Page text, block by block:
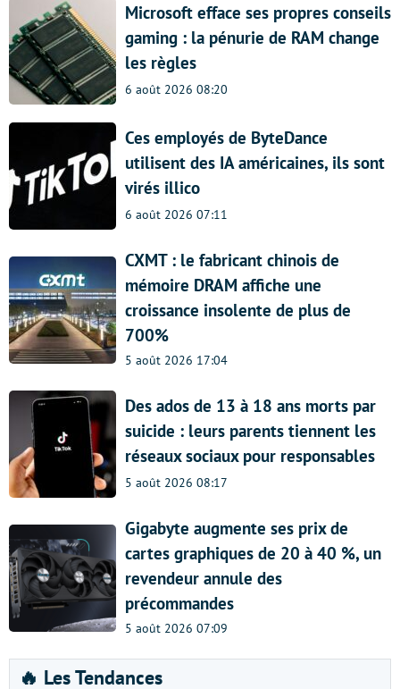
Microsoft efface ses propres conseils
gaming : la pénurie de RAM change
les règles
6 août 2026 08:20
Ces employés de ByteDance
utilisent des IA américaines, ils sont
virés illico
6 août 2026 07:11
CXMT : le fabricant chinois de
mémoire DRAM affiche une
croissance insolente de plus de
700%
5 août 2026 17:04
Des ados de 13 à 18 ans morts par
suicide : leurs parents tiennent les
réseaux sociaux pour responsables
5 août 2026 08:17
Gigabyte augmente ses prix de
cartes graphiques de 20 à 40 %, un
revendeur annule des
précommandes
5 août 2026 07:09
🔥 Les Tendances